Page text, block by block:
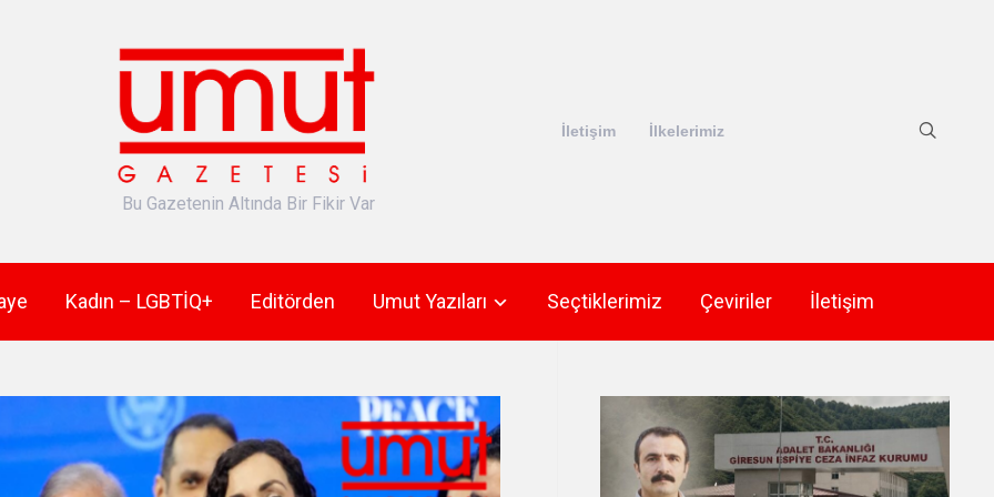
Bu Gazetenin Altında Bir Fikir Var
İletişim İlkelerimiz
Kadın – LGBTİQ+ Editörden Umut Yazıları Seçtiklerimiz Çeviriler İletişim